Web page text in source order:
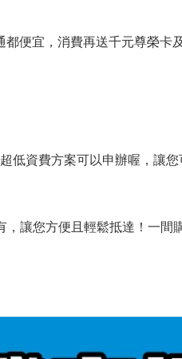
便宜，消費再送千元尊榮卡
低資費方案可以申辦喔，讓
讓您方便且輕鬆抵達！一間